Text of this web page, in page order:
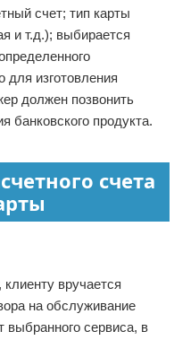
счет; тип карты
и т.д.); выбирается
для изготовления
должен позвонить
банковского продукта.
счета
вручается
на обслуживание
выбранного сервиса, в